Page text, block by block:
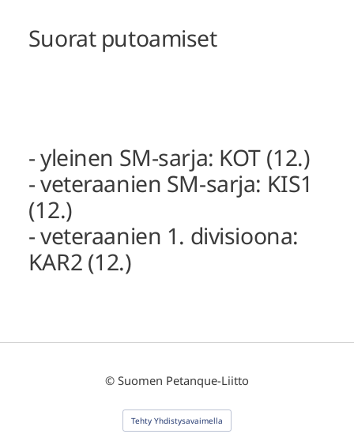
Suorat putoamiset
- yleinen SM-sarja: KOT (12.)
- veteraanien SM-sarja: KIS1
(12.)
- veteraanien 1. divisioona:
KAR2 (12.)
© Suomen Petanque-Liitto
Tehty Yhdistysavaimella